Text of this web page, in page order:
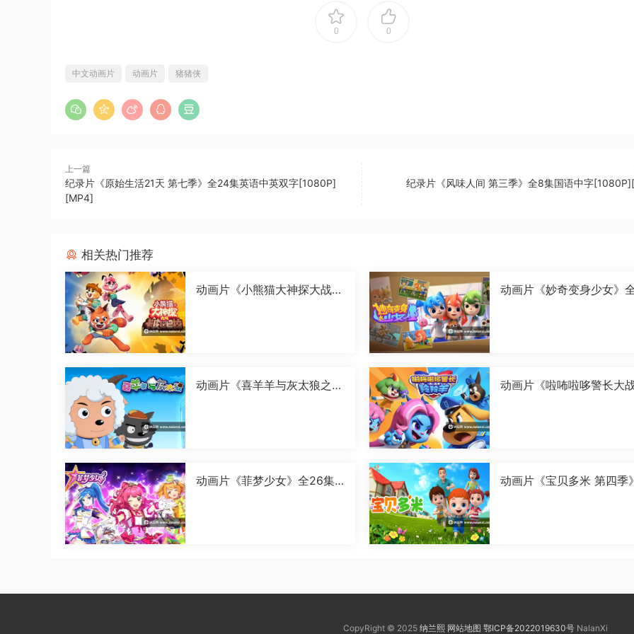
0 0
中文动画片 动画片 猪猪侠
上一篇
纪录片《原始生活21天 第七季》全24集英语中英双字[1080P]
[MP4]
纪录片《风味人间 第三季》全8集国语中字
相关热门推荐
动画片《小熊猫大神探大战卡
动画片《妙奇变身少女》
动画片《喜羊羊与灰太狼之古
动画片《啦咘啦哆警长大
动画片《菲梦少女》全26集
动画片《宝贝多米 第四季》
CopyRight © 2025 纳兰熙 网站地图 鄂ICP备2022019630号 NalanXi